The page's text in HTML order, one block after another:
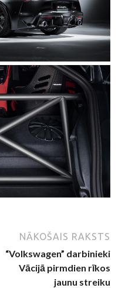
NĀKOŠAIS RAKSTS
“Volkswagen” darbinieki
Vācijā pirmdien rīkos
jaunu streiku